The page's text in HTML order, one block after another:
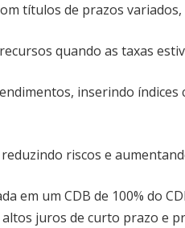
títulos de prazos
quando as taxas
inserindo índices
riscos e
em um CDB de 100% do
altos juros de curto prazo e